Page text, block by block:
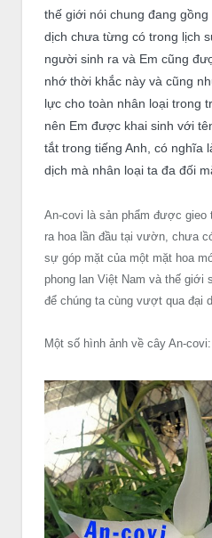
thế giới nói chung đang
dịch chưa từng có trong lịch
người sinh ra và Em cũng
nhớ thời khắc này và cũng
lực cho toàn nhân loại trong
nên Em được khai sinh với
tắt trong tiếng Anh, có nghĩa
dịch mà nhân loại ta đa đối
An-covi là sản phẩm được gieo
ra hoa lần đầu tại vườn, chưa
sự góp mặt của một mặt hoa
phong lan Việt Nam và thế giới
để chúng ta cùng vượt qua đại
Một số hình ảnh về cây An-covi: